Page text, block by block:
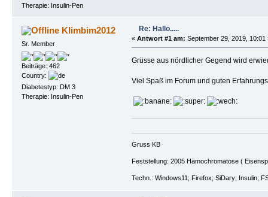
Therapie: Insulin-Pen
Klimbim2012
Sr. Member
Beiträge: 462
Country:
Diabetestyp: DM 3
Therapie: Insulin-Pen
Re: Hallo.....
« Antwort #1 am: September 29, 2019, 10:01
Grüsse aus nördlicher Gegend wird
Viel Spaß im Forum und guten
Gruss KB
Feststellung: 2005 Hämochromatose (
Techn.: Windows11; Firefox; SiDary; Insulin;